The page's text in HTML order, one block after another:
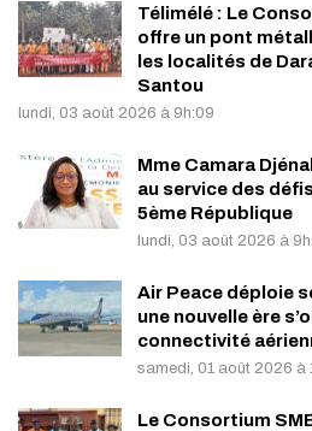
Télimélé : Le
offre un pont
les localités de
Santou
lundi, 03 août 2026 à 9h:09
Mme Camara
au service des
5ème République
lundi, 03 août 2026 à
Air Peace déploie
une nouvelle ère
connectivité
samedi, 01 août 2026 à
Le Consortium